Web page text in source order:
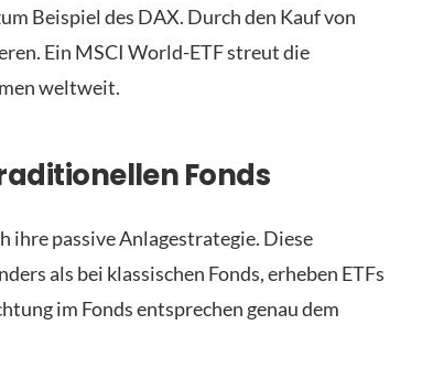
Beispiel des DAX. Durch den Kauf von
Ein MSCI World-ETF streut die
weltweit.
Fonds
ihre passive Anlagestrategie. Diese
als bei klassischen Fonds, erheben ETFs
im Fonds entsprechen genau dem